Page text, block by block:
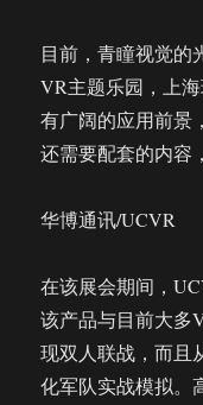
目前，青瞳视觉的
VR主题乐园，上
有广阔的应用前景
还需要配套的内容
华博通讯/UCVR
在该展会期间，
该产品与目前大多
现双人联战，而且
化军队实战模拟。